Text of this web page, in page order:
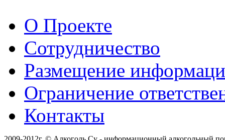
О Проекте
Сотрудничество
Размещение
Ограничение
Контакты